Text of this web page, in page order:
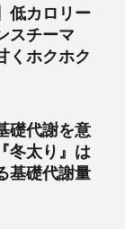
低カロリー
スチーマ
くホクホク
礎代謝を意
冬太り』は
基礎代謝量